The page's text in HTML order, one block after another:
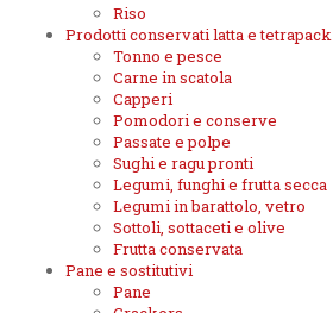
Riso
Prodotti conservati latta e tetrapack
Tonno e pesce
Carne in scatola
Capperi
Pomodori e conserve
Passate e polpe
Sughi e ragu pronti
Legumi, funghi e frutta secca
Legumi in barattolo, vetro
Sottoli, sottaceti e olive
Frutta conservata
Pane e sostitutivi
Pane